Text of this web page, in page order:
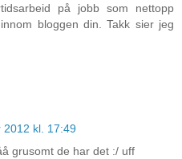
på jobb som nettopp
bloggen din. Takk sier jeg
2012 kl. 17:49
grusomt de har det :/ uff